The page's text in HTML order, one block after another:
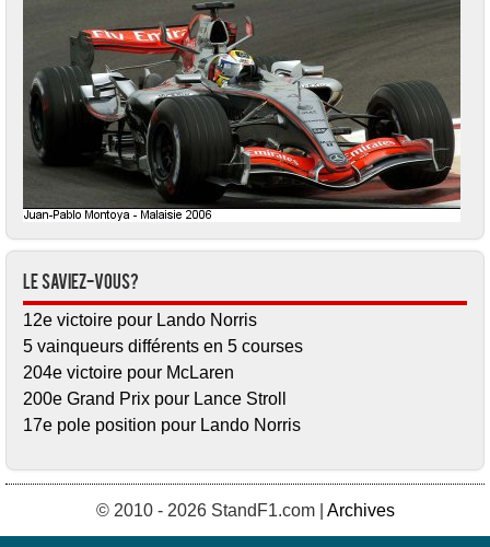
Le saviez-vous?
12e victoire pour Lando Norris
5 vainqueurs différents en 5 courses
204e victoire pour McLaren
200e Grand Prix pour Lance Stroll
17e pole position pour Lando Norris
© 2010 - 2026 StandF1.com | Archives